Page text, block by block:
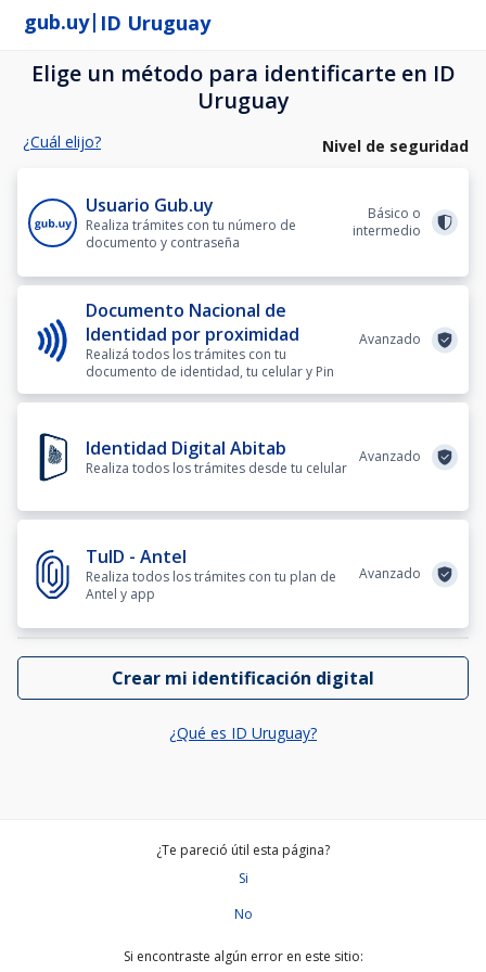
gub.uy| ID Uruguay
Elige un método para identificarte en ID
Uruguay
¿Cuál elijo? Nivel de seguridad
Usuario Gub.uy
Realiza trámites con tu número de
documento y contraseña
Básico o
intermedio
Documento Nacional de
Identidad por proximidad
Realizá todos los trámites con tu
documento de identidad, tu celular y Pin
Avanzado
Identidad Digital Abitab
Realiza todos los trámites desde tu celular
Avanzado
TuID - Antel
Realiza todos los trámites con tu plan de
Antel y app
Avanzado
Crear mi identificación digital
¿Qué es ID Uruguay?
¿Te pareció útil esta página?
Si
No
Si encontraste algún error en este sitio: